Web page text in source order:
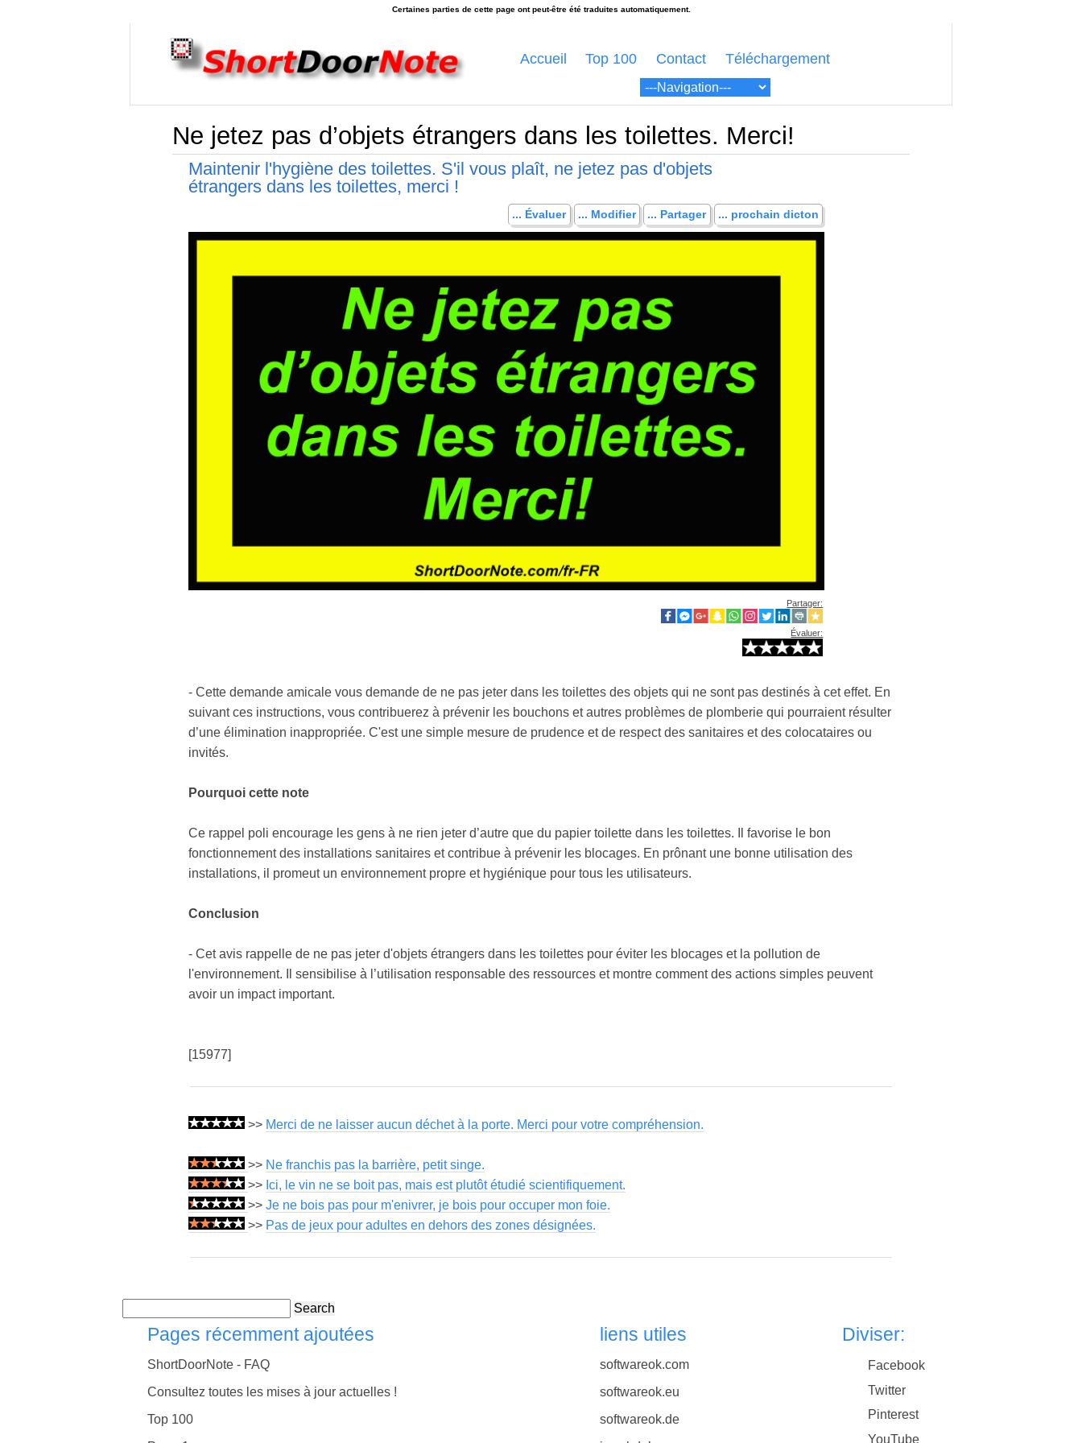
Accueil Top 100 Contact Téléchargement
Ne jetez pas d’objets étrangers dans les toilettes. Merci!
Maintenir l'hygiène des toilettes. S'il vous plaît, ne jetez pas d'objets
étrangers dans les toilettes, merci !
... Évaluer ... Modifier ... Partager ... prochain dicton
Partager:
Évaluer:
- Cette demande amicale vous demande de ne pas jeter dans les toilettes des objets qui ne sont pas destinés à cet effet. En
suivant ces instructions, vous contribuerez à prévenir les bouchons et autres problèmes de plomberie qui pourraient résulter
d’une élimination inappropriée. C'est une simple mesure de prudence et de respect des sanitaires et des colocataires ou
invités.
Pourquoi cette note
Ce rappel poli encourage les gens à ne rien jeter d’autre que du papier toilette dans les toilettes. Il favorise le bon
fonctionnement des installations sanitaires et contribue à prévenir les blocages. En prônant une bonne utilisation des
installations, il promeut un environnement propre et hygiénique pour tous les utilisateurs.
Conclusion
- Cet avis rappelle de ne pas jeter d'objets étrangers dans les toilettes pour éviter les blocages et la pollution de
l'environnement. Il sensibilise à l’utilisation responsable des ressources et montre comment des actions simples peuvent
avoir un impact important.
[15977]
>> Merci de ne laisser aucun déchet à la porte. Merci pour votre compréhension.
>> Ne franchis pas la barrière, petit singe.
>> Ici, le vin ne se boit pas, mais est plutôt étudié scientifiquement.
>> Je ne bois pas pour m'enivrer, je bois pour occuper mon foie.
>> Pas de jeux pour adultes en dehors des zones désignées.
Search
Pages récemment ajoutées
ShortDoorNote - FAQ
Consultez toutes les mises à jour actuelles !
Top 100
liens utiles
softwareok.com
softwareok.eu
softwareok.de
Diviser:
Facebook
Twitter
Pinterest
YouTube